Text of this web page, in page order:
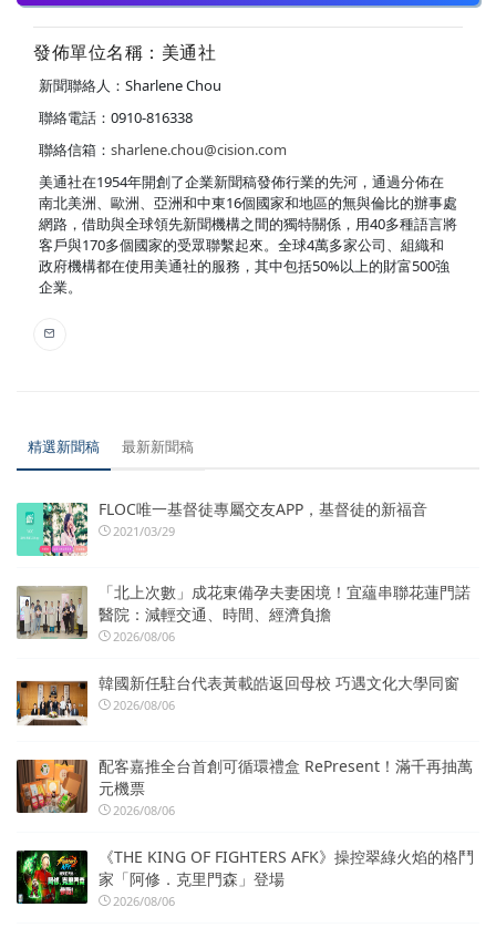
發佈單位名稱：美通社
新聞聯絡人：Sharlene Chou
聯絡電話：0910-816338
聯絡信箱： sharlene.chou@cision.com
美通社在1954年開創了企業新聞稿發佈行業的先河，通過分佈在
南北美洲、歐洲、亞洲和中東16個國家和地區的無與倫比的辦事處
網路，借助與全球領先新聞機構之間的獨特關係，用40多種語言將
客戶與170多個國家的受眾聯繫起來。全球4萬多家公司、組織和
政府機構都在使用美通社的服務，其中包括50%以上的財富500強
企業。
精選新聞稿 最新新聞稿
FLOC唯一基督徒專屬交友APP，基督徒的新福音
2021/03/29
「北上次數」成花東備孕夫妻困境！宜蘊串聯花蓮門諾
醫院：減輕交通、時間、經濟負擔
2026/08/06
韓國新任駐台代表黃載皓返回母校 巧遇文化大學同窗
2026/08/06
配客嘉推全台首創可循環禮盒 RePresent！滿千再抽萬
元機票
2026/08/06
《THE KING OF FIGHTERS AFK》操控翠綠火焰的格鬥
家「阿修．克里門森」登場
2026/08/06